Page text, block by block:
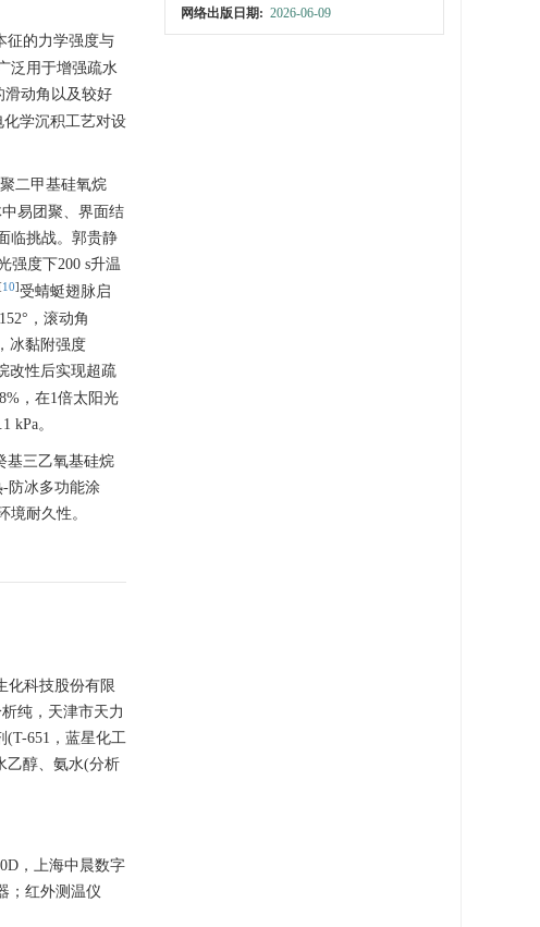
征的力学强度与
泛用于增强疏水
滑动角以及较好
学沉积工艺对设
二甲基硅氧烷
易团聚、界面结
临挑战。郭贵静
强度下200 s升温
[10]受蜻蜓翅脉启
，滚动角
冰黏附强度
改性后实现超疏
，在1倍太阳光
kPa。
基三乙氧基硅烷
防冰多功能涂
耐久性。
化科技股份有限
析纯，天津市天力
(T-651，蓝星化工
乙醇、氨水(分析
，上海中晨数字
；红外测温仪
网络出版日期: 2026-06-09